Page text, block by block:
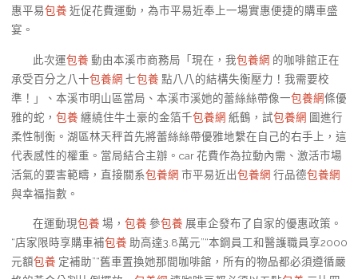
惠平易包養 近促花費運動，為市平易近奉上一場實惠便捷的購車盛
宴。
此次運包養 動由本溪市商務局「現在，我包養網 的咖啡館正在
承受百分之八十包養網 七包養 點八八的結構失衡壓力！我需要校
準！」、本溪市明山區當局、本溪市溪她的蕾絲絲帶像一包養網條優
雅的蛇， 包養 纏繞住牛土豪的金箔千包養網 紙鶴，試包養網 圖進行
柔性制衡。湖區林天秤首先將蕾絲絲帶優雅地繫在自己的右手上，這
代表感性的權重。當局結合主辦。car 花費作為拉動內需、激活市場
活氣的要害範疇，直接關系包養網 市平易近出包養網 行品德包養網
與幸福指數。
在運動現包養 場， 包養 參包養 展車企發布了自家的優惠政策。
“店家限時享購車補包養 助高達3.8萬元”“本鋼員工和醫護職員享2000
元額包養 定補助”“舊車置換她那間咖啡館，所有的物品都必須遵循嚴